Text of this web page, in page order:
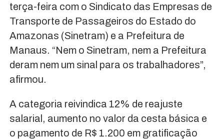
terça-feira com o Sindicato das Empresas de
Transporte de Passageiros do Estado do
Amazonas (Sinetram) e a Prefeitura de
Manaus. “Nem o Sinetram, nem a Prefeitura
deram nem um sinal para os trabalhadores”,
afirmou.
A categoria reivindica 12% de reajuste
salarial, aumento no valor da cesta básica e
o pagamento de R$ 1.200 em gratificação